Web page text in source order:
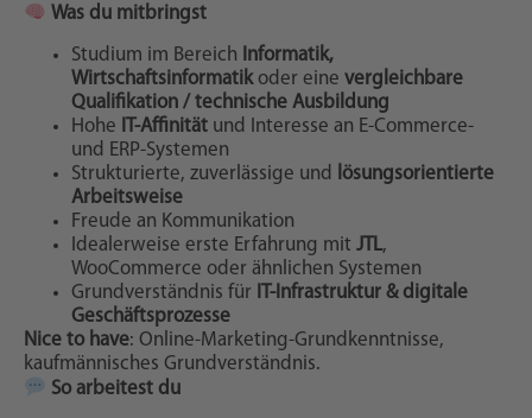
Was du mitbringst
Studium im Bereich Informatik,
Wirtschaftsinformatikoder eine vergleichbare
Qualifikation / technische Ausbildung
Hohe
IT-Affinität und Interesse an E-Commerce-
und ERP-Systemen
Strukturierte, zuverlässige und
lösungsorientierte
Arbeitsweise
Freude an Kommunikation
Idealerweise erste Erfahrung mit JTL,
WooCommerce oder ähnlichen Systemen
Grundverständnis für
IT-Infrastruktur & digitale
Geschäftsprozesse
Nice to have: Online-Marketing-Grundkenntnisse,
kaufmännisches Grundverständnis.
So arbeitest du